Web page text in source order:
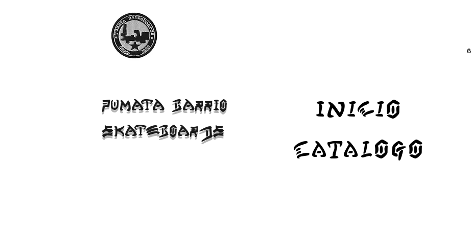
PUMATA BARRIO
SKATEBOARDS
Inicio
Catalogo